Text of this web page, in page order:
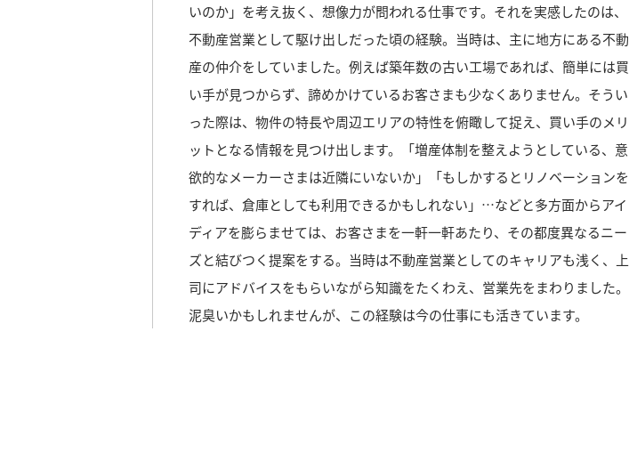
いのか」を考え抜く、想像力が問われる仕事です。それを実感したのは、
不動産営業として駆け出しだった頃の経験。当時は、主に地方にある不動
産の仲介をしていました。例えば築年数の古い工場であれば、簡単には買
い手が見つからず、諦めかけているお客さまも少なくありません。そうい
った際は、物件の特長や周辺エリアの特性を俯瞰して捉え、買い手のメリ
ットとなる情報を見つけ出します。「増産体制を整えようとしている、意
欲的なメーカーさまは近隣にいないか」「もしかするとリノベーションを
すれば、倉庫としても利用できるかもしれない」…などと多方面からアイ
ディアを膨らませては、お客さまを一軒一軒あたり、その都度異なるニー
ズと結びつく提案をする。当時は不動産営業としてのキャリアも浅く、上
司にアドバイスをもらいながら知識をたくわえ、営業先をまわりました。
泥臭いかもしれませんが、この経験は今の仕事にも活きています。